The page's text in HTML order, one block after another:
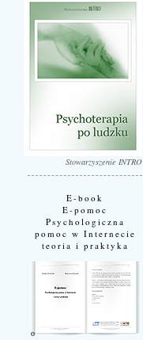
Stowarzyszenie INTRO
E-book
E-pomoc
Psychologiczna
pomoc w Internecie
teoria i praktyka